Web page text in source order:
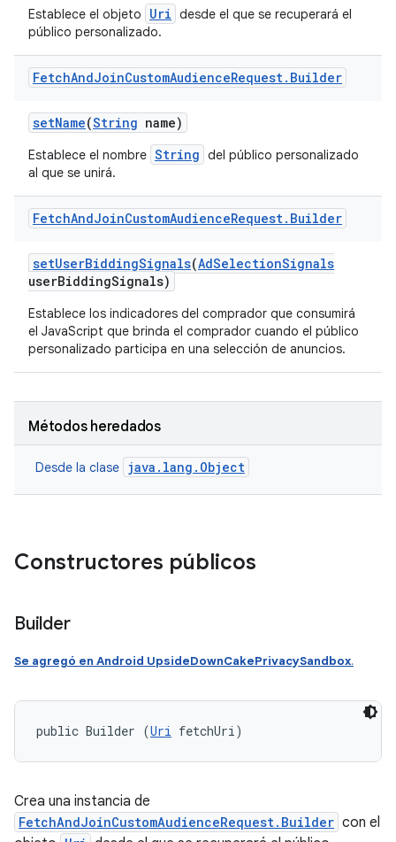
Establece el objeto Uri desde el que se recuperará el
público personalizado.
FetchAndJoinCustomAudienceRequest. Builder
setName(String name)
Establece el nombre String del público personalizado
al que se unirá.
FetchAndJoinCustomAudienceRequest. Builder
setUserBiddingSignals(AdSelectionSignals
userBiddingSignals)
Establece los indicadores del comprador que consumirá
el JavaScript que brinda el comprador cuando el público
personalizado participa en una selección de anuncios.
Métodos heredados
Desde la clase java.lang.Object
Constructores públicos
Builder
Se agregó en Android UpsideDownCakePrivacySandbox.
public Builder (Uri fetchUri)
Crea una instancia de
FetchAndJoinCustomAudienceRequest.Builder con el